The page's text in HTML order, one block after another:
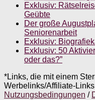
Exklusiv:
Geübte
Der große
Seniorenarbeit
Exklusiv:
Exklusiv: 50
oder das?”
*Links, die mit einem
Werbelinks/Affiliate-Links
Nutzungsbedingungen /